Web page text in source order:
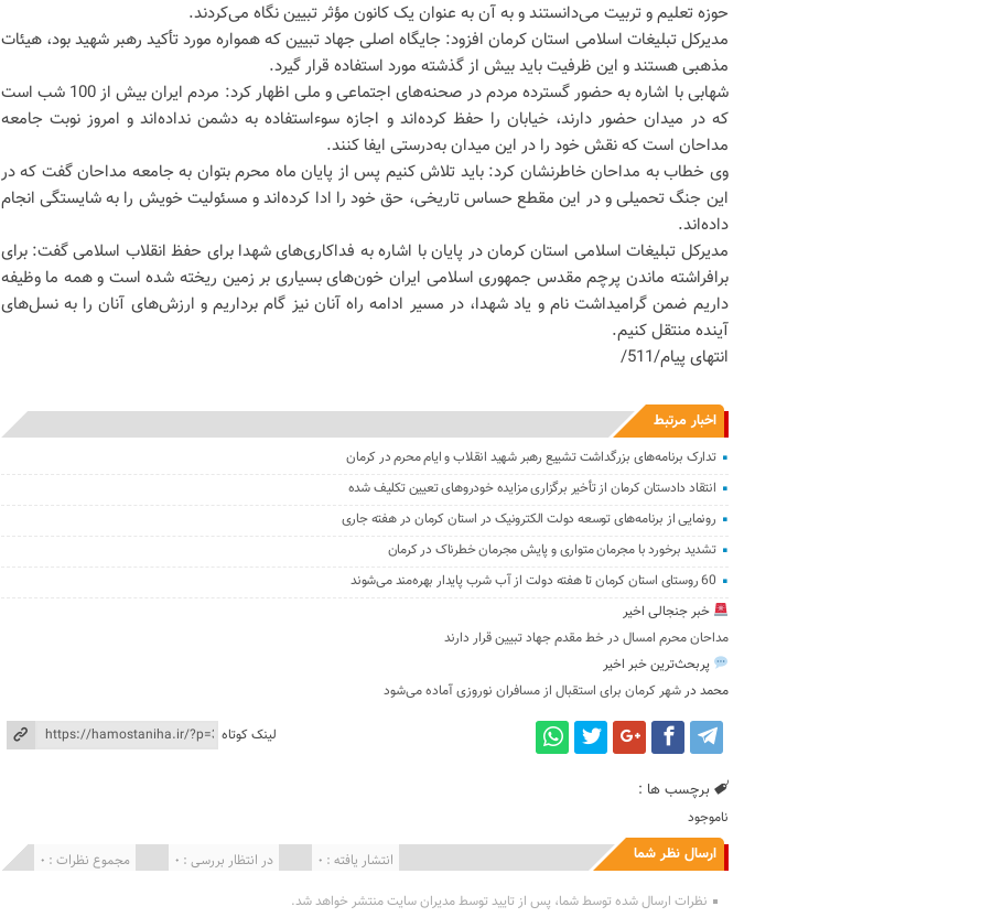
حوزه تعلیم و تربیت می‌دانستند و به آن به عنوان یک کانون مؤثر تبیین نگاه می‌کردند.
مدیرکل تبلیغات اسلامی استان کرمان افزود: جایگاه اصلی جهاد تبیین که همواره مورد تأکید رهبر شهید بود، هیئات
مذهبی هستند و این ظرفیت باید بیش از گذشته مورد استفاده قرار گیرد.
شهابی با اشاره به حضور گسترده مردم در صحنه‌های اجتماعی و ملی اظهار کرد: مردم ایران بیش از 100 شب است
که در میدان حضور دارند، خیابان را حفظ کرده‌اند و اجازه سوءاستفاده به دشمن نداده‌اند و امروز نوبت جامعه
مداحان است که نقش خود را در این میدان به‌درستی ایفا کنند.
وی خطاب به مداحان خاطرنشان کرد: باید تلاش کنیم پس از پایان ماه محرم بتوان به جامعه مداحان گفت که در
این جنگ تحمیلی و در این مقطع حساس تاریخی، حق خود را ادا کرده‌اند و مسئولیت خویش را به شایستگی انجام
داده‌اند.
مدیرکل تبلیغات اسلامی استان کرمان در پایان با اشاره به فداکاری‌های شهدا برای حفظ انقلاب اسلامی گفت: برای
برافراشته ماندن پرچم مقدس جمهوری اسلامی ایران خون‌های بسیاری بر زمین ریخته شده است و همه ما وظیفه
داریم ضمن گرامیداشت نام و یاد شهدا، در مسیر ادامه راه آنان نیز گام برداریم و ارزش‌های آنان را به نسل‌های
آینده منتقل کنیم.
انتهای پیام/511/
اخبار مرتبط
تدارک برنامه‌های بزرگداشت تشییع رهبر شهید انقلاب و ایام محرم در کرمان
انتقاد دادستان کرمان از تأخیر برگزاری مزایده خودروهای تعیین تکلیف شده
رونمایی از برنامه‌های توسعه دولت الکترونیک در استان کرمان در هفته جاری
تشدید برخورد با مجرمان متواری و پایش مجرمان خطرناک در کرمان
60 روستای استان کرمان تا هفته دولت از آب شرب پایدار بهره‌مند می‌شوند
خبر جنجالی اخیر
مداحان محرم امسال در خط مقدم جهاد تبیین قرار دارند
پربحث‌ترین خبر اخیر
محمد درشهر کرمان برای استقبال از مسافران نوروزی آماده می‌شود
لینک کوتاه
برچسب ها :
ناموجود
ارسال نظر شما مجموع نظرات : 0 در انتظار بررسی : 0 انتشار یافته : 0
نظرات ارسال شده توسط شما، پس از تایید توسط مدیران سایت منتشر خواهد شد.